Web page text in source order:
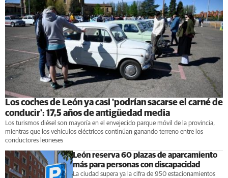
Los coches de León ya casi 'podrían sacarse el carné de
conducir': 17,5 años de antigüedad media
Los turismos diésel son mayoría en el envejecido parque móvil de la provincia,
mientras que los vehículos eléctricos continúan ganando terreno entre los
conductores leoneses
León reserva 60 plazas de aparcamiento
más para personas con discapacidad
La ciudad supera ya la cifra de 950 estacionamientos